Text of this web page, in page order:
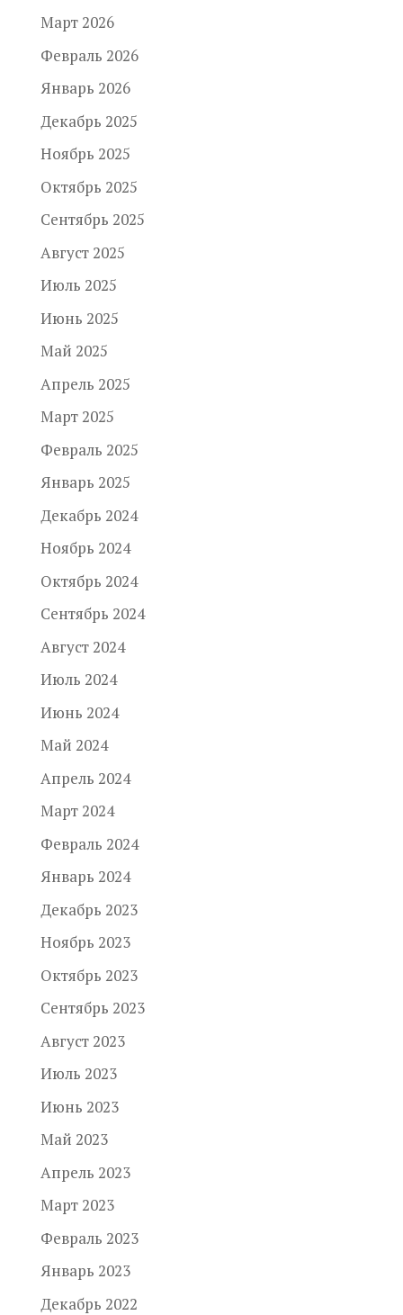
Март 2026
Февраль 2026
Январь 2026
Декабрь 2025
Ноябрь 2025
Октябрь 2025
Сентябрь 2025
Август 2025
Июль 2025
Июнь 2025
Май 2025
Апрель 2025
Март 2025
Февраль 2025
Январь 2025
Декабрь 2024
Ноябрь 2024
Октябрь 2024
Сентябрь 2024
Август 2024
Июль 2024
Июнь 2024
Май 2024
Апрель 2024
Март 2024
Февраль 2024
Январь 2024
Декабрь 2023
Ноябрь 2023
Октябрь 2023
Сентябрь 2023
Август 2023
Июль 2023
Июнь 2023
Май 2023
Апрель 2023
Март 2023
Февраль 2023
Январь 2023
Декабрь 2022